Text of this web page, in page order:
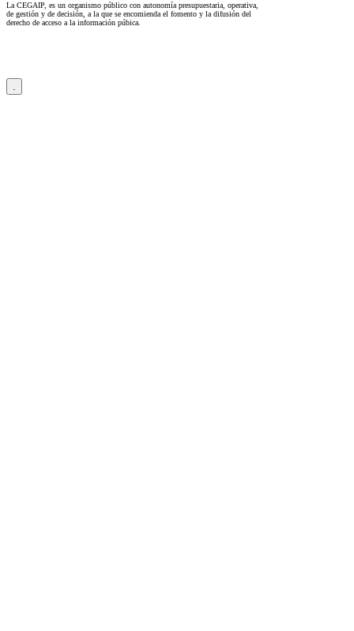
La CEGAIP, es un organismo público con autonomía presupuestaria, operativa,
de gestión y de decisión, a la que se encomienda el fomento y la difusión del
derecho de acceso a la información púbica.